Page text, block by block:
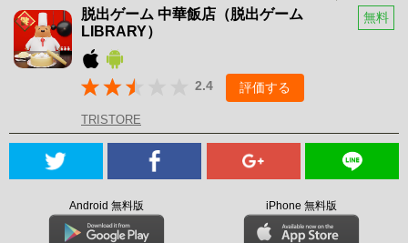
脱出ゲーム 中華飯店（脱出ゲーム
LIBRARY）
無料
2.4 評価する
TRISTORE
Android 無料版 iPhone 無料版